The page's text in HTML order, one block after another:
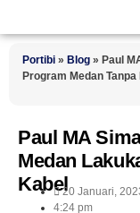
Portibi » Blog » Paul
Program Medan Tanpa
Paul MA
Medan
Kabel20 Januari,
4:24 pm